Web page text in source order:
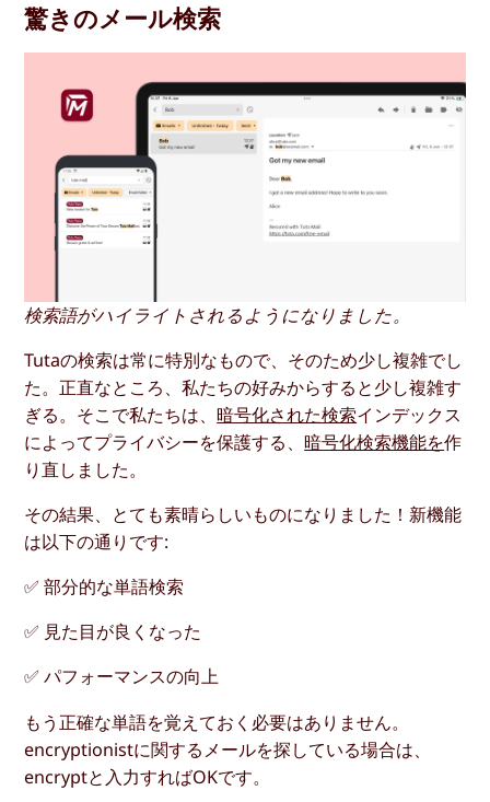
驚きのメール検索
検索語がハイライトされるようになりました。
Tutaの検索は常に特別なもので、そのため少し複雑でし
た。正直なところ、私たちの好みからすると少し複雑す
ぎる。そこで私たちは、暗号化された検索インデックス
によってプライバシーを保護する、暗号化検索機能を作
り直しました。
その結果、とても素晴らしいものになりました！新機能
は以下の通りです:
✅ 部分的な単語検索
✅ 見た目が良くなった
✅ パフォーマンスの向上
もう正確な単語を覚えておく必要はありません。
encryptionistに関するメールを探している場合は、
encryptと入力すればOKです。